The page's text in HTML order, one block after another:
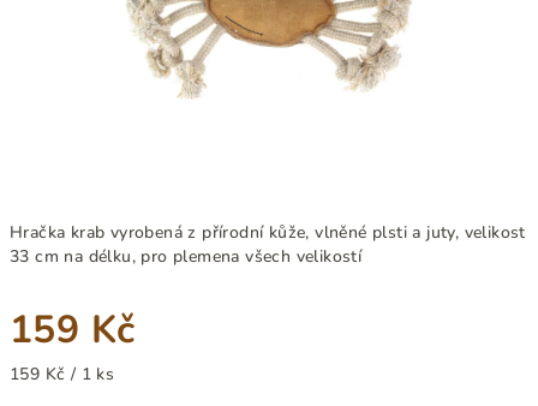
Hračka krab vyrobená z přírodní kůže, vlněné plsti a juty, velikost
33 cm na délku, pro plemena všech velikostí
159 Kč
Měrná
159 Kč / 1 ks